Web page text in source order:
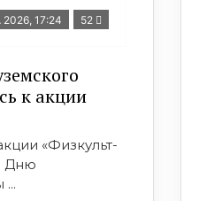
17:24 52
к акции
«Физкульт-
Дню
...